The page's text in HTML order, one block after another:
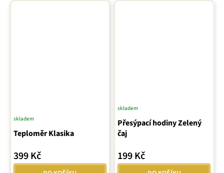
Teploměr Klasika
skladem
399 Kč
Přesýpací hodiny Zelený
čaj
skladem
199 Kč